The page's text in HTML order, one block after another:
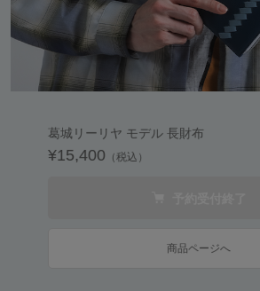
葛城リーリヤ モデル 長財布
¥15,400 （税込）
商品ページへ